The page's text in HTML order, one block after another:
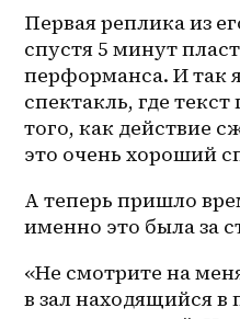
Первая реплика из
спустя 5 минут
перформанса. И так
спектакль, где
того, как действие
это очень хороший
А теперь пришло
именно это была за
«Не смотрите на
в зал находящийся в